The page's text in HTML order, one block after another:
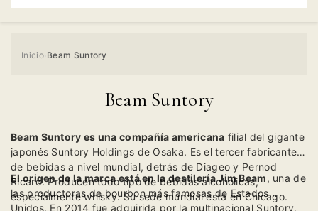
Inicio› Beam Suntory
Beam Suntory
Beam Suntory es una compañía americana filial del gigante
japonés Suntory Holdings de Osaka. Es el tercer fabricante
de bebidas a nivel mundial, detrás de Diageo y Pernod
Ricard. Producen todo tipo de bebidas alcohólicas,
especialmente whisky. Su sede mundial está en Chicago.
El origen de la marca está en la destilería Jim Beam, una de
las productoras de bourbon más famosas de Estados
Unidos. En 2014 fue adquirida por la multinacional Suntory,